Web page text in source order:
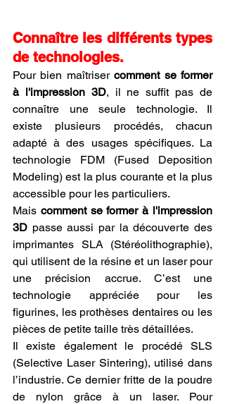
Connaître les différents types
de technologies.
Pour bien maîtriser comment se former
à l'impression 3D, il ne suffit pas de
connaître une seule technologie. Il
existe plusieurs procédés, chacun
adapté à des usages spécifiques. La
technologie FDM (Fused Deposition
Modeling) est la plus courante et la plus
accessible pour les particuliers.
Mais comment se former à l'impression
3D passe aussi par la découverte des
imprimantes SLA (Stéréolithographie),
qui utilisent de la résine et un laser pour
une précision accrue. C’est une
technologie appréciée pour les
figurines, les prothèses dentaires ou les
pièces de petite taille très détaillées.
Il existe également le procédé SLS
(Selective Laser Sintering), utilisé dans
l’industrie. Ce dernier fritte de la poudre
de nylon grâce à un laser. Pour